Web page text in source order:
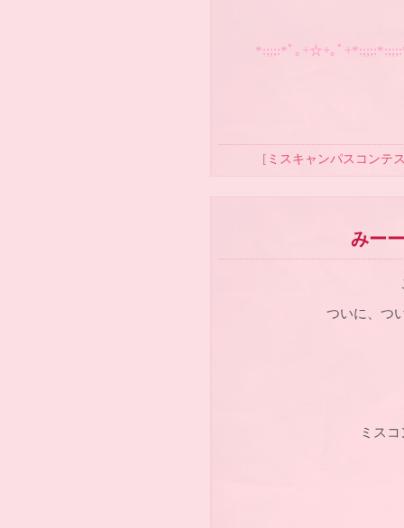
*:;;;:*ﾟ｡+☆+｡ﾟ
[ ミスキャンパスコンテ
みー
ついに、つ
ミス